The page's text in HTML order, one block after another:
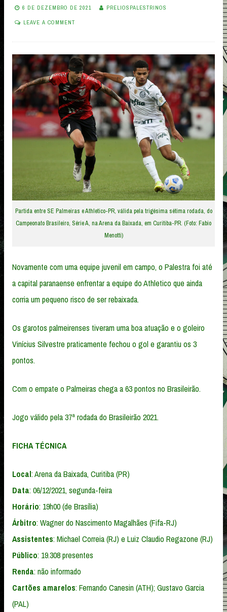
6 DE DEZEMBRO DE 2021 PRELIOSPALESTRINOS
LEAVE A COMMENT
Partida entre SE Palmeiras e Athletico-PR, válida pela trigésima sétima rodada, do
Campeonato Brasileiro, Série A, na Arena da Baixada, em Curitiba-PR. (Foto: Fabio
Menotti)
Novamente com uma equipe juvenil em campo, o Palestra foi até
a capital paranaense enfrentar a equipe do Athletico que ainda
corria um pequeno risco de ser rebaixada.
Os garotos palmeirenses tiveram uma boa atuação e o goleiro
Vinícius Silvestre praticamente fechou o gol e garantiu os 3
pontos.
Com o empate o Palmeiras chega a 63 pontos no Brasileirão.
Jogo válido pela 37ª rodada do Brasileirão 2021.
FICHA TÉCNICA
Local: Arena da Baixada, Curitiba (PR)
Data: 06/12/2021, segunda-feira
Horário: 19h00 (de Brasília)
Árbitro: Wagner do Nascimento Magalhães (Fifa-RJ)
Assistentes: Michael Correia (RJ) e Luiz Claudio Regazone (RJ)
Público: 19.308 presentes
Renda: não informado
Cartões amarelos: Fernando Canesin (ATH); Gustavo Garcia
(PAL)